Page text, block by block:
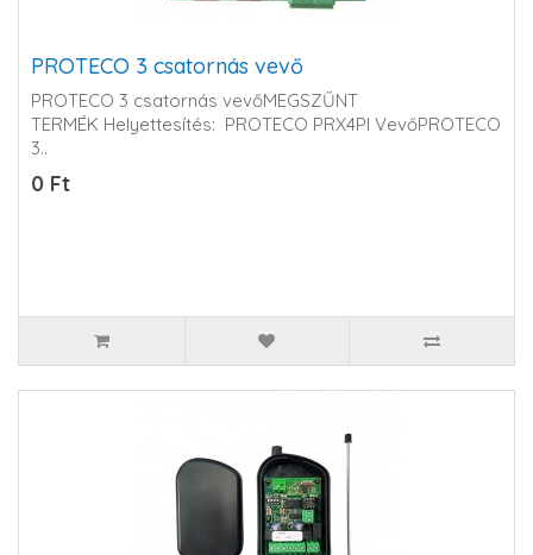
PROTECO 3 csatornás vevő
PROTECO 3 csatornás vevőMEGSZŰNT
TERMÉK Helyettesítés: PROTECO PRX4PI Vevő PROTECO
3..
0 Ft